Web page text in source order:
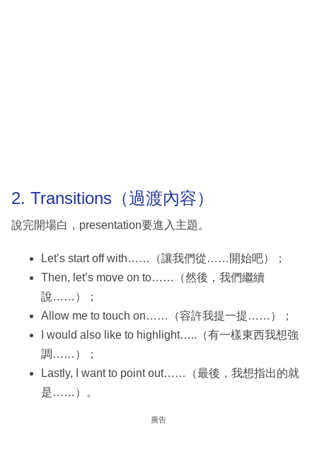
2. Transitions（過渡內容）
說完開場白，presentation要進入主題。
Let’s start off with……（讓我們從……開始吧）；
Then, let’s move on to……（然後，我們繼續
說……）；
Allow me to touch on……（容許我提一提……）；
I would also like to highlight…..（有一樣東西我想強
調……）；
Lastly, I want to point out……（最後，我想指出的就
是……）。
廣告